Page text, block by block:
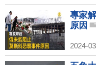
專家
原因
2024-